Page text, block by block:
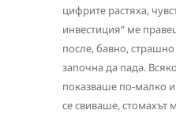
цифрите растяха,
инвестиция“ ме
после, бавно,
започна да пада.
показваше по-малко
се свиваше,